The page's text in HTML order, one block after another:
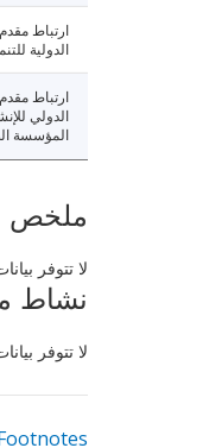
ارتباط
الدولية
ارتباط
الدولي
المؤسسة
ملخص عن
لا تتوفر
نشاط
لا تتوفر